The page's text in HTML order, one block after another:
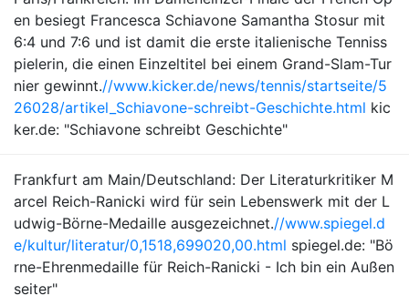
en besiegt Francesca Schiavone Samantha Stosur mit
6:4 und 7:6 und ist damit die erste italienische Tenniss
pielerin, die einen Einzeltitel bei einem Grand-Slam-Tur
nier gewinnt.//www.kicker.de/news/tennis/startseite/5
26028/artikel_Schiavone-schreibt-Geschichte.html kic
ker.de: "Schiavone schreibt Geschichte"
Frankfurt am Main/Deutschland: Der Literaturkritiker M
arcel Reich-Ranicki wird für sein Lebenswerk mit der L
udwig-Börne-Medaille ausgezeichnet.//www.spiegel.d
e/kultur/literatur/0,1518,699020,00.html spiegel.de: "Bö
rne-Ehrenmedaille für Reich-Ranicki - Ich bin ein Außen
seiter"